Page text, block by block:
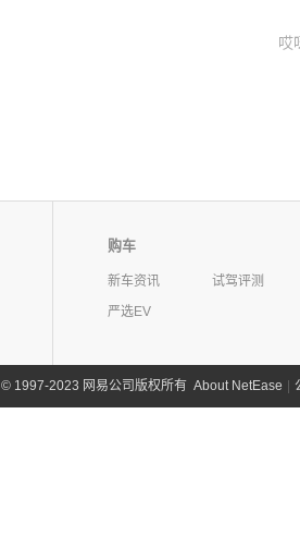
哎
购车
新车资讯
试驾评测
严选EV
©1997-2023 网易公司版权所有 About NetEase